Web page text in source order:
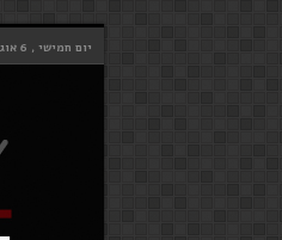
יום חמישי , 6 אוגוסט 2026